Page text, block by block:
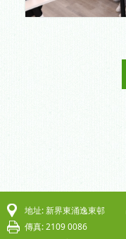
地址: 新界東涌逸東邨
傳真: 2109 0086